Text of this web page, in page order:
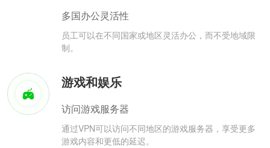
多国办公灵活性
员工可以在不同国家或地区灵活办公，而不受地域限
制。
游戏和娱乐
访问游戏服务器
通过VPN可以访问不同地区的游戏服务器，享受更多
游戏内容和更低的延迟。